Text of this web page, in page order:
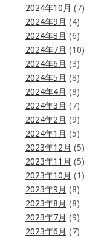
2024年10月 (7)
2024年9月 (4)
2024年8月 (6)
2024年7月 (10)
2024年6月 (3)
2024年5月 (8)
2024年4月 (8)
2024年3月 (7)
2024年2月 (9)
2024年1月 (5)
2023年12月 (5)
2023年11月 (5)
2023年10月 (1)
2023年9月 (8)
2023年8月 (8)
2023年7月 (9)
2023年6月 (7)